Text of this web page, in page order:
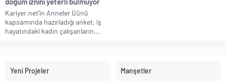
Kariyer.net’in Anneler Günü
kapsamında hazırladığı anket, iş
hayatındaki kadın çalışanların...
Yeni Projeler Manşetler